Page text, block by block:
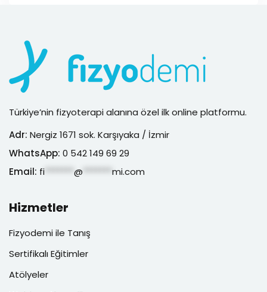
Türkiye’nin fizyoterapi alanına özel ilk online platformu.
Adr: Nergiz 1671 sok. Karşıyaka / İzmir
WhatsApp: 0 542 149 69 29
Email: fi @ mi.com
Hizmetler
Fizyodemi ile Tanış
Sertifikalı Eğitimler
Atölyeler